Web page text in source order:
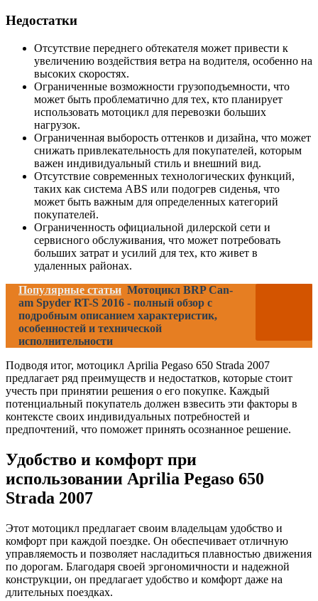
Недостатки
Отсутствие переднего обтекателя может привести к
увеличению воздействия ветра на водителя, особенно на
высоких скоростях.
Ограниченные возможности грузоподъемности, что
может быть проблематично для тех, кто планирует
использовать мотоцикл для перевозки больших
нагрузок.
Ограниченная выборость оттенков и дизайна, что может
снижать привлекательность для покупателей, которым
важен индивидуальный стиль и внешний вид.
Отсутствие современных технологических функций,
таких как система ABS или подогрев сиденья, что
может быть важным для определенных категорий
покупателей.
Ограниченность официальной дилерской сети и
сервисного обслуживания, что может потребовать
больших затрат и усилий для тех, кто живет в
удаленных районах.
Популярные статьи Мотоцикл BRP Can-
am Spyder RT-S 2016 - полный обзор с
подробным описанием характеристик,
особенностей и технической
исполнительности
Подводя итог, мотоцикл Aprilia Pegaso 650 Strada 2007
предлагает ряд преимуществ и недостатков, которые стоит
учесть при принятии решения о его покупке. Каждый
потенциальный покупатель должен взвесить эти факторы в
контексте своих индивидуальных потребностей и
предпочтений, что поможет принять осознанное решение.
Удобство и комфорт при
использовании Aprilia Pegaso 650
Strada 2007
Этот мотоцикл предлагает своим владельцам удобство и
комфорт при каждой поездке. Он обеспечивает отличную
управляемость и позволяет насладиться плавностью движения
по дорогам. Благодаря своей эргономичности и надежной
конструкции, он предлагает удобство и комфорт даже на
длительных поездках.